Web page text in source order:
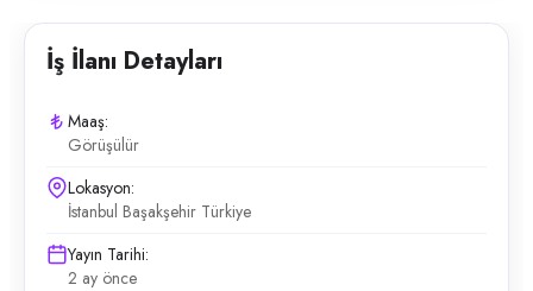
İş İlanı Detayları
Maaş:
Görüşülür
Lokasyon:
İstanbul Başakşehir Türkiye
Yayın Tarihi:
2 ay önce